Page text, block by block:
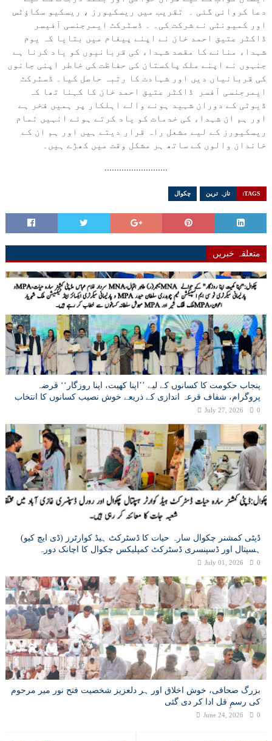
دعا کروائی گئی ۔ تقریب میں ریسکیورز ، ریسکیو سکاؤٹس
اور کمیونٹی نے شرکت کی۔ ۔ ڈسٹرکٹ ایمرجنسی آفیسر
ڈاکٹر عتیق احمد خان نے اپنے پیغام میں بتایا کہ یوم
شہداء منانے کا مقصد شہداء کی قربانیوں کو یاد کرنا ہے
جنہوں نے اپنے ملک پاکستان کی حفاظت کی خاطر اپنی جانوں
کی قربانیاں دیں اور شہادت کا رتبہ حاصل کیا۔ ڈسٹرکٹ
ایمرجنسی آفسر ڈاکٹر عتیق احمد خان کا کہنا تھا کہ
ڈیوٹی کے دوران شہید ہونے والے اہلکار پر ہمیں فخر ہے
اور ہم ان شہداء کی خدمات کو یاد کرتے ہوئے انہیں تمام
ریسکیورز کے لیے مشعل راہ قرار دیتے ہیں اور ہم ان کے
خاندان والوں کے ساتھ ہر مشکل وقت میں کھڑے ہیں۔
..........................
TAGS: تازہ ترین چکوال
متعلقہ خبریں
پنجاب حکومت کا کسانوں کے لیے ’’اپنا کھیت، اپنا روزگار‘‘ قرضہ
پروگرام، شفاف قرعہ اندازی کے ذریعے خوش نصیب کسانوں کا انتخاب
July 27, 2026 0
ڈپٹی کمشنر چکوال سارہ حیات کا ڈسٹرکٹ ہیڈ کوارٹرز (ڈی ایچ کیو)
ہسپتال اور ڈسپنسری ڈسٹرکٹ کمپلیکس چکوال کا اچانک دورہ
July 01, 2026 0
بزرگ صحافی، خوش اخلاق اور ہر دلعزیز شخصیت فتح نور میر مرحوم
کی رسمِ قل ادا کر دی گئی
June 24, 2026 0